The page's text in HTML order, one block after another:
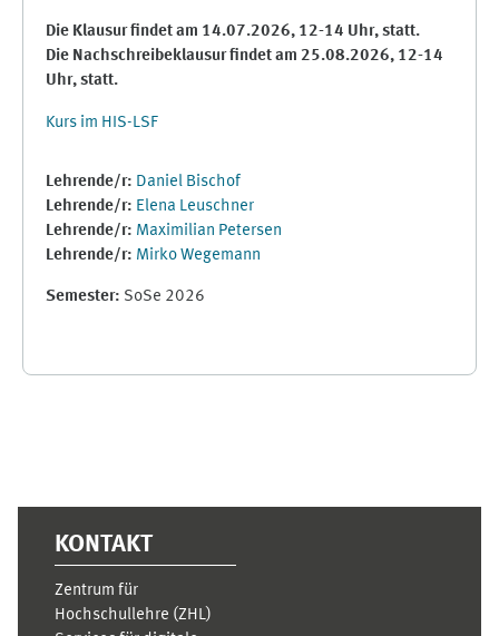
Die Klausur findet am 14.07.2026, 12-14 Uhr, statt.
Die Nachschreibeklausur findet am 25.08.2026, 12-14
Uhr, statt.
Kurs im HIS-LSF
Lehrende/r: Daniel Bischof
Lehrende/r: Elena Leuschner
Lehrende/r: Maximilian Petersen
Lehrende/r: Mirko Wegemann
Semester: SoSe 2026
KONTAKT
Zentrum für
Hochschullehre (ZHL)